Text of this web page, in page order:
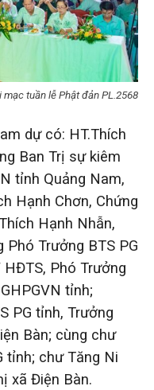
tuần lễ Phật đản PL.2568
dự có: HT.Thích
Ban Trị sự kiêm
tỉnh Quảng Nam,
Hạnh Chơn, Chứng
Hạnh Nhẫn,
Phó Trưởng BTS PG
HĐTS, Phó Trưởng
tỉnh;
PG tỉnh, Trưởng
Bàn; cùng chư
tỉnh; chư Tăng Ni
xã Điện Bàn.